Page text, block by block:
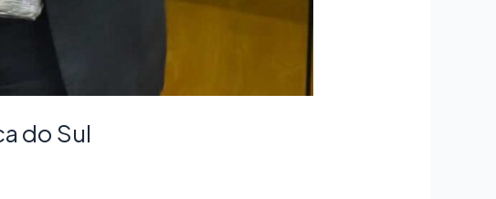
do Sul